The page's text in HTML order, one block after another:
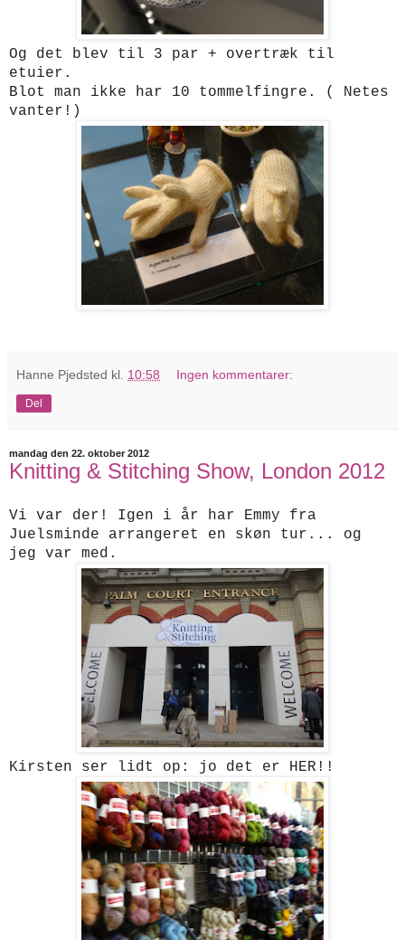
Og det blev til 3 par + overtræk til
etuier.
Blot man ikke har 10 tommelfingre. ( Netes
vanter!)
Hanne Pjedsted kl. 10:58 Ingen kommentarer:
Del
mandag den 22. oktober 2012
Knitting & Stitching Show, London 2012
Vi var der! Igen i år har Emmy fra
Juelsminde arrangeret en skøn tur... og
jeg var med.
Kirsten ser lidt op: jo det er HER!!